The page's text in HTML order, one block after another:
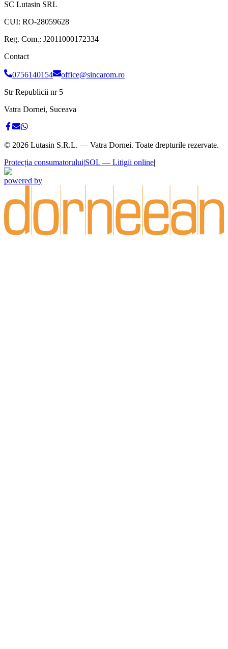
SC Lutasin SRL
CUI: RO-28059628
Reg. Com.: J2011000172334
Contact
0756140154
office@sincarom.ro
Str Republicii nr 5
Vatra Dornei, Suceava
© 2026 Lutasin S.R.L. — Vatra Dornei. Toate drepturile rezervate.
Protecția consumatorului|SOL — Litigii online|
powered by